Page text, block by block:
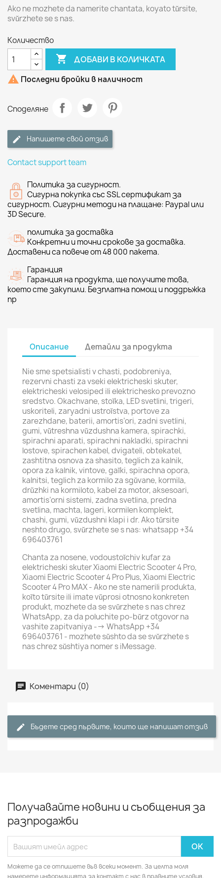
Ako ne mozhete da namerite chantata, koyato tŭrsite,
svŭrzhete se s nas.
Количество
 ДОБАВИ В КОЛИЧКАТА
 Последни бройки в наличност
Споделяне
Напишете свой отзив
Contact support team
Политика за сигурност.
Сигурна покупка със SSL сертификат за
сигурност. Сигурни методи на плащане: Paypal или
3D Secure.
политика за доставка
Конкретни и точни срокове за доставка.
Доставени са повече от 48 000 пакета.
Гаранция
Гаранция на продукта, ще получите това,
което сте закупили. Безплатна помощ и поддръжка
пр
Описание Детайли за продукта
Nie sme spetsialisti v chasti, podobreniya,
rezervni chasti za vseki elektricheski skuter,
elektricheski velosiped ili elektrichesko prevozno
sredstvo. Okachvane, stoĭka, LED svetlini, trigeri,
uskoriteli, zaryadni ustroĭstva, portove za
zarezhdane, baterii, amortis’ori, zadni svetlini,
gumi, vŭtreshna vŭzdushna kamera, spirachki,
spirachni aparati, spirachni nakladki, spirachni
lostove, spirachen kabel, dvigateli, obtekatel,
zashtitna osnova za shasito, teglich za kalnik,
opora za kalnik, vintove, gaĭki, spirachna opora,
kalnitsi, teglich za kormilo za sgŭvane, kormila,
drŭzhki na kormiloto, kabel za motor, aksesoari,
amortis’orni sistemi, zadna svetlina, predna
svetlina, machta, lageri, kormilen komplekt,
chashi, gumi, vŭzdushni klapi i dr. Ako tŭrsite
neshto drugo, svŭrzhete se s nas: whatsapp +34
696403761
Chanta za nosene, vodoustoĭchiv kufar za
elektricheski skuter Xiaomi Electric Scooter 4 Pro,
Xiaomi Electric Scooter 4 Pro Plus, Xiaomi Electric
Scooter 4 Pro MAX - Ako ne ste namerili produkta,
koĭto tŭrsite ili imate vŭprosi otnosno konkreten
produkt, mozhete da se svŭrzhete s nas chrez
WhatsApp, za da poluchite po-bŭrz otgovor na
vashite zapitvaniya --> WhatsApp +34
696403761 - mozhete sŭshto da se svŭrzhete s
nas chrez sŭshtiya nomer s iMessage.
Коментари (0)
Бъдете сред първите, които ще напишат отзив
Получавайте новини и съобщения за
разпродажби
Можете да се отпишете във всеки момент. За целта моля
намерете информацията за контакт с нас в правните условия.